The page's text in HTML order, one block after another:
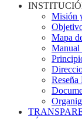
Misión
Mapa
Manual
Reseña